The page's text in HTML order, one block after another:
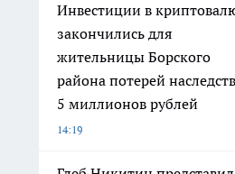
Инвестиции в
закончились для
жительницы Борского
района потерей
5 миллионов рублей
14:19